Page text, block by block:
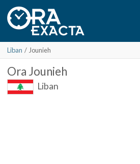
Liban / Jounieh
Ora Jounieh
Liban